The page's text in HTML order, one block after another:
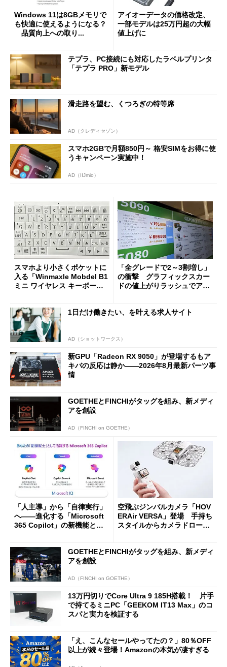
Windows 11は8GBメモリで
も快適に使えるようになる？
品質向上への取り...
アイオーデータの価格改定、
一部モデルは25万円超の大幅
値上げに
テプラ、PC接続にも対応したラベルプリンタ
「テプラ PRO」新モデル
滑走路を望む、くつろぎの特等席
AD（クレディセゾン）
スマホ2GBで月額850円～ 格安SIMをお得に使
うキャンペーン実施中！
AD（IIJmio）
スマホより小さくポケットに
入る「Winmaxle Mobdel B1
ミニ ワイヤレス キーボー
「全グレードで2～3割増し」
の衝撃 グラフィックスカー
ドの値上がりラッシュでアキ
1日だけ働きたい、を叶える求人サイト
AD（ショットワークス）
新GPU「Radeon RX 9050」が登場するもア
キバの反応は静か――2026年8月最新パーツ事
情
GOETHEとFINCHIがタッグを組み、新メディ
アを創設
AD（FINCHI on GOETHE）
「人主導」から「自律実行」
へ――進化する「Microsoft
365 Copilot」の新機能とエ
空飛ぶジンバルカメラ「HOV
ERAir VERSA」登場 手持ち
スタイルからカメラドローン
GOETHEとFINCHIがタッグを組み、新メディ
アを創設
AD（FINCHI on GOETHE）
13万円切りでCore Ultra 9 185H搭載！ 片手
で持てるミニPC「GEEKOM IT13 Max」のコ
スパと実力を検証する
「え、こんなセールやってたの？」80％OFF
以上が続々登場！Amazonの本気が凄すぎる